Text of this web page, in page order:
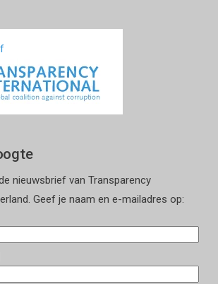
nieuwsbrief van Transparency
Geef je naam en e-mailadres op: